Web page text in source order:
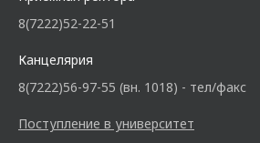
8(7222)52-22-51
Канцелярия
8(7222)56-97-55 (вн. 1018) - тел/факс
Поступление в университет